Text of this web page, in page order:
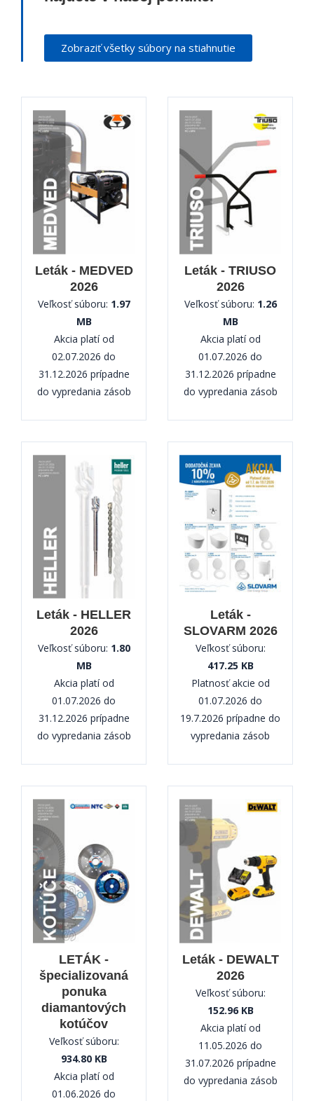
Zobraziť všetky súbory na stiahnutie
Leták - MEDVED
2026
Veľkosť súboru: 1.97
MB
Akcia platí od
02.07.2026 do
31.12.2026 prípadne
do vypredania zásob
Leták - TRIUSO
2026
Veľkosť súboru: 1.26
MB
Akcia platí od
01.07.2026 do
31.12.2026 prípadne
do vypredania zásob
Leták - HELLER
2026
Veľkosť súboru: 1.80
MB
Akcia platí od
01.07.2026 do
31.12.2026 prípadne
do vypredania zásob
Leták -
SLOVARM 2026
Veľkosť súboru:
417.25 KB
Platnosť akcie od
01.07.2026 do
19.7.2026 prípadne do
vypredania zásob
LETÁK -
špecializovaná
ponuka
diamantových
kotúčov
Veľkosť súboru:
934.80 KB
Akcia platí od
01.06.2026 do
Leták - DEWALT
2026
Veľkosť súboru:
152.96 KB
Akcia platí od
11.05.2026 do
31.07.2026 prípadne
do vypredania zásob